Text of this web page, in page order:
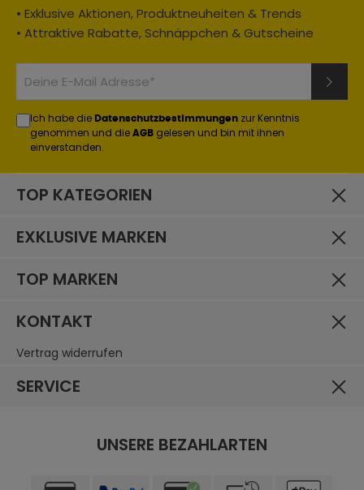
• Exklusive Aktionen, Produktneuheiten & Trends
• Attraktive Rabatte, Schnäppchen & Gutscheine
Ich habe die Datenschutzbestimmungen zur Kenntnis
genommen und die AGB gelesen und bin mit ihnen
einverstanden.
TOP KATEGORIEN
EXKLUSIVE MARKEN
TOP MARKEN
KONTAKT
Vertrag widerrufen
SERVICE
UNSERE BEZAHLARTEN